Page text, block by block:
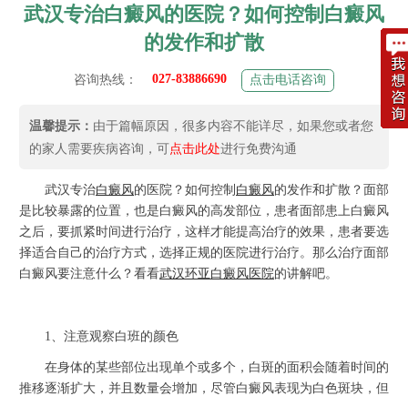
武汉专治白癜风的医院？如何控制白癜风
的发作和扩散
咨询热线： 027-83886690 点击电话咨询
温馨提示： 由于篇幅原因，很多内容不能详尽，如果您或者您
的家人需要疾病咨询，可点击此处进行免费沟通
武汉专治白癜风的医院？如何控制 白癜风的发作和扩散？面部
是比较暴露的位置，也是白癜风的高发部位，患者面部患上白癜风
之后，要抓紧时间进行治疗，这样才能提高治疗的效果，患者要选
择适合自己的治疗方式，选择正规的医院进行治疗。那么治疗面部
白癜风要注意什么？看看武汉环亚白癜风医院的讲解吧。
1、注意观察白班的颜色
在身体的某些部位出现单个或多个，白斑的面积会随着时间的
推移逐渐扩大，并且数量会增加，尽管白癜风表现为白色斑块，但